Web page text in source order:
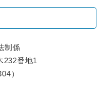
制係
番地1
）